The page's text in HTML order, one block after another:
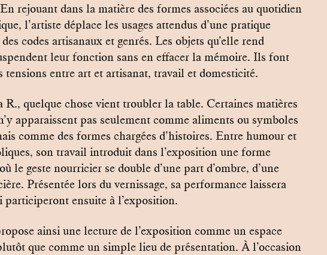
rejouant dans la matière des formes associées au quotidien
l’artiste déplace les usages attendus d’une pratique
codes artisanaux et genrés. Les objets qu’elle rend
leur fonction sans en effacer la mémoire. Ils font
tensions entre art et artisanat, travail et domesticité.
R., quelque chose vient troubler la table. Certaines matières
apparaissent pas seulement comme aliments ou symboles
comme des formes chargées d’histoires. Entre humour et
son travail introduit dans l’exposition une forme
le geste nourricier se double d’une part d’ombre, d’une
Présentée lors du vernissage, sa performance laissera
participeront ensuite à l’exposition.
ainsi une lecture de l’exposition comme un espace
que comme un simple lieu de présentation. À l’occasion